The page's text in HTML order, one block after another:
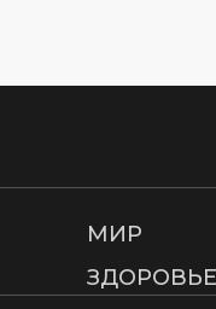
МИР
ЗДОРОВЬЕ